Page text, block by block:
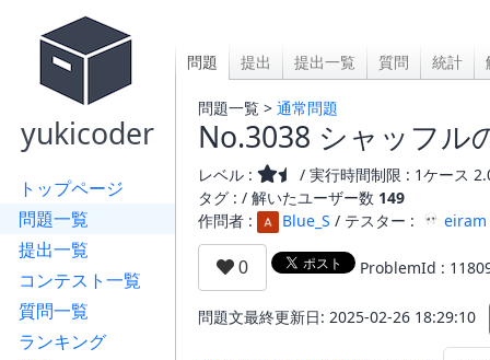
yukicoder
トップページ
問題一覧
提出一覧
コンテスト一覧
質問一覧
ランキング
問題 提出 提出一覧 質問 統計
問題一覧 > 通常問題
No.3038 シャッフル
レベル :
/ 実行時間制限 : 1ケース
タグ : / 解いたユーザー数 149
作問者 :
Blue_S / テスター : eiram
ProblemId :
問題文最終更新日: 2025-02-26 18:29:10